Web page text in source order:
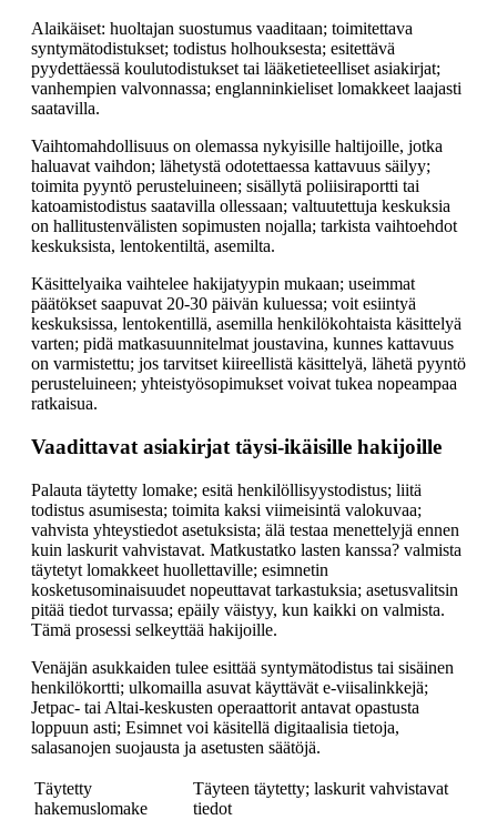
Alaikäiset: huoltajan suostumus vaaditaan; toimitettava
syntymätodistukset; todistus holhouksesta; esitettävä
pyydettäessä koulutodistukset tai lääketieteelliset asiakirjat;
vanhempien valvonnassa; englanninkieliset lomakkeet laajasti
saatavilla.
Vaihtomahdollisuus on olemassa nykyisille haltijoille, jotka
haluavat vaihdon; lähetystä odotettaessa kattavuus säilyy;
toimita pyyntö perusteluineen; sisällytä poliisiraportti tai
katoamistodistus saatavilla ollessaan; valtuutettuja keskuksia
on hallitustenvälisten sopimusten nojalla; tarkista vaihtoehdot
keskuksista, lentokentiltä, asemilta.
Käsittelyaika vaihtelee hakijatyypin mukaan; useimmat
päätökset saapuvat 20-30 päivän kuluessa; voit esiintyä
keskuksissa, lentokentillä, asemilla henkilökohtaista käsittelyä
varten; pidä matkasuunnitelmat joustavina, kunnes kattavuus
on varmistettu; jos tarvitset kiireellistä käsittelyä, lähetä pyyntö
perusteluineen; yhteistyösopimukset voivat tukea nopeampaa
ratkaisua.
Vaadittavat asiakirjat täysi-ikäisille hakijoille
Palauta täytetty lomake; esitä henkilöllisyystodistus; liitä
todistus asumisesta; toimita kaksi viimeisintä valokuvaa;
vahvista yhteystiedot asetuksista; älä testaa menettelyjä ennen
kuin laskurit vahvistavat. Matkustatko lasten kanssa? valmista
täytetyt lomakkeet huollettaville; esimnetin
kosketusominaisuudet nopeuttavat tarkastuksia; asetusvalitsin
pitää tiedot turvassa; epäily väistyy, kun kaikki on valmista.
Tämä prosessi selkeyttää hakijoille.
Venäjän asukkaiden tulee esittää syntymätodistus tai sisäinen
henkilökortti; ulkomailla asuvat käyttävät e-viisalinkkejä;
Jetpac- tai Altai-keskusten operaattorit antavat opastusta
loppuun asti; Esimnet voi käsitellä digitaalisia tietoja,
salasanojen suojausta ja asetusten säätöjä.
Täytetty
hakemuslomake
Täyteen täytetty; laskurit vahvistavat
tiedot